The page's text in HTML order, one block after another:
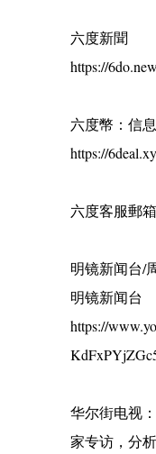
六度新聞
https://
六度幣：信
https://
六度客服郵
明镜新闻台/
明镜新闻台
https://
华尔街电视
家专访，分